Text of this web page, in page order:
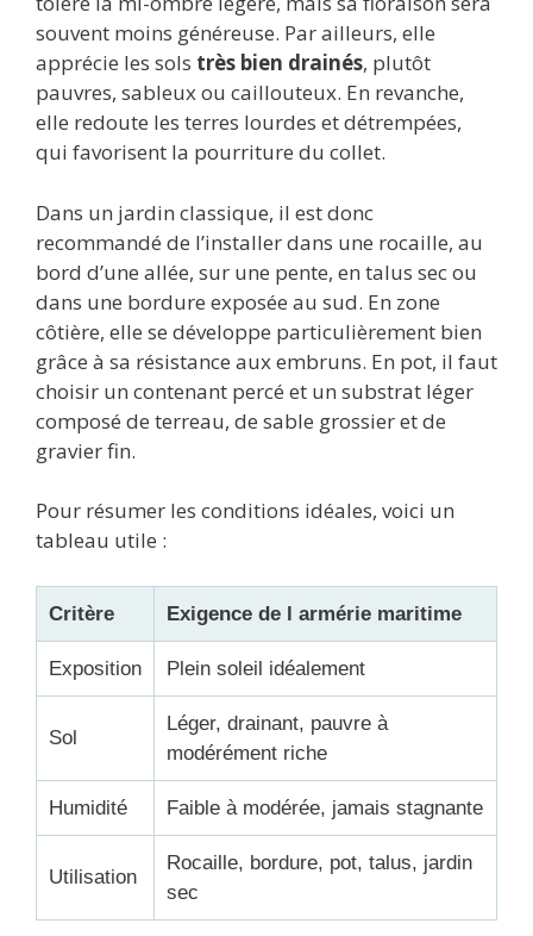
souvent moins généreuse. Par ailleurs, elle
apprécie les sols très bien drainés, plutôt
pauvres, sableux ou caillouteux. En revanche,
elle redoute les terres lourdes et détrempées,
qui favorisent la pourriture du collet.
Dans un jardin classique, il est donc
recommandé de l’installer dans une rocaille, au
bord d’une allée, sur une pente, en talus sec ou
dans une bordure exposée au sud. En zone
côtière, elle se développe particulièrement bien
grâce à sa résistance aux embruns. En pot, il faut
choisir un contenant percé et un substrat léger
composé de terreau, de sable grossier et de
gravier fin.
Pour résumer les conditions idéales, voici un
tableau utile :
Critère Exigence de l armérie maritime
Exposition Plein soleil idéalement
Sol
Léger, drainant, pauvre à
modérément riche
Humidité Faible à modérée, jamais stagnante
Utilisation
Rocaille, bordure, pot, talus, jardin
sec